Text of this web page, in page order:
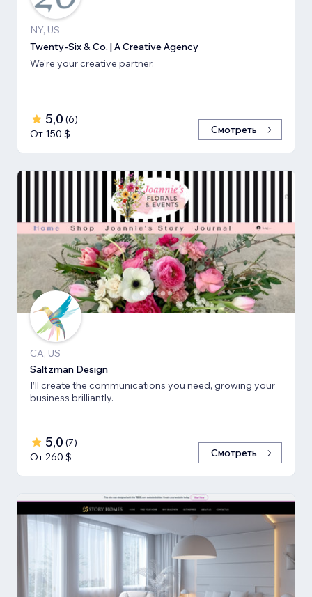
NY, US
Twenty-Six & Co. | A Creative Agency
We're your creative partner.
5,0 (6)
От 150 $
Смотреть
CA, US
Saltzman Design
I’ll create the communications you need, growing your
business brilliantly.
5,0 (7)
От 260 $
Смотреть